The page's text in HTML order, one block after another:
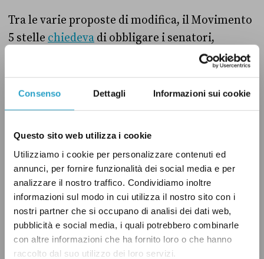
Consenso Dettagli Informazioni sui cookie
Questo sito web utilizza i cookie
Utilizziamo i cookie per personalizzare contenuti ed
annunci, per fornire funzionalità dei social media e per
analizzare il nostro traffico. Condividiamo inoltre
informazioni sul modo in cui utilizza il nostro sito con i
nostri partner che si occupano di analisi dei dati web,
pubblicità e social media, i quali potrebbero combinarle
con altre informazioni che ha fornito loro o che hanno
raccolto dal suo utilizzo dei loro servizi.
Tra le varie proposte di modifica, il Movimento
5 stelle chiedeva di obbligare i senatori,
attraverso il codice di condotta, a dichiarare i
finanziamenti ricevuti oltre i 3 mila euro annui
e di dover rifiutare doni per un valore
superiore ai 250 euro, comeprevistodal codice
l’obbligo di dichiarare finanziamenti superiori
ai 5 mila euro).
Per quanto riguarda i doni, nel nuovo codice
del Senato non si fa riferimento a nessun
valore monetario, ma si indica che i senatori
dovranno valutare se i regali ricevuti siano